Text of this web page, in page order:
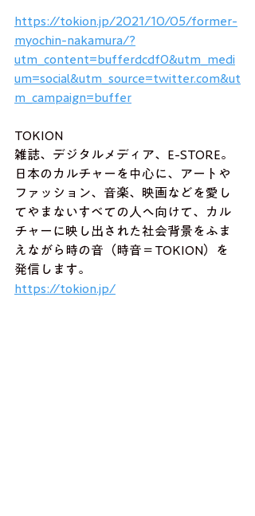
https://tokion.jp/2021/10/05/former-
myochin-nakamura/?
utm_content=bufferdcdf0&utm_medi
um=social&utm_source=twitter.com&ut
m_campaign=buffer
TOKION
雑誌、デジタルメディア、E-STORE。
日本のカルチャーを中心に、アートや
ファッション、音楽、映画などを愛し
てやまないすべての人へ向けて、カル
チャーに映し出された社会背景をふま
えながら時の音（時音＝TOKION）を
発信します。
https://tokion.jp/